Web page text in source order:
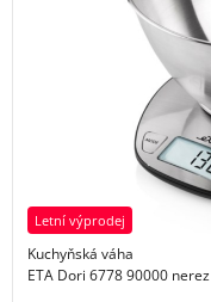
Letní výprodej
Kuchyňská váha
ETA Dori 6778 90000 nerez